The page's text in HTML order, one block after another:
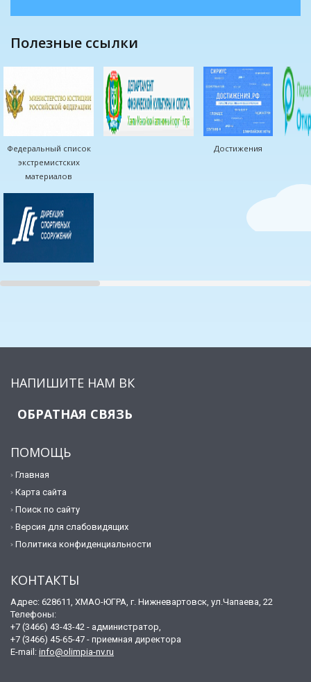
полезные ссылки
Федеральный список
экстремистских
материалов
Достижения
НАПИШИТЕ НАМ ВК
ОБРАТНАЯ СВЯЗЬ
ПОМОЩЬ
Главная
Карта сайта
Поиск по сайту
Версия для слабовидящих
Политика конфиденциальности
КОНТАКТЫ
Адрес: 628611, ХМАО-ЮГРА, г. Нижневартовск, ул.Чапаева, 22
Телефоны:
+7 (3466) 43-43-42 - администратор,
+7 (3466) 45-65-47 - приемная директора
E-mail: info@olimpia-nv.ru